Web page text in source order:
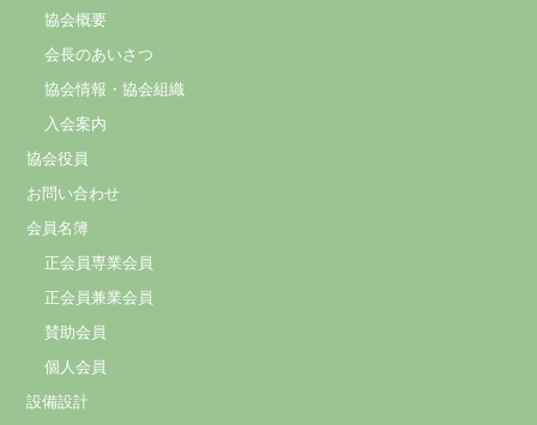
協会概要
会長のあいさつ
協会情報・協会組織
入会案内
協会役員
お問い合わせ
会員名簿
正会員専業会員
正会員兼業会員
賛助会員
個人会員
設備設計